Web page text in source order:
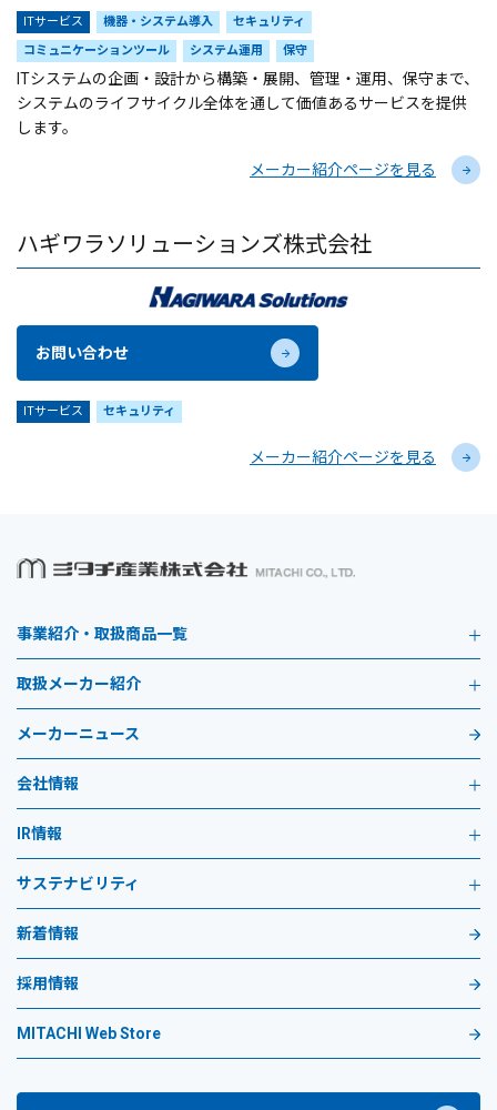
ITサービス 機器・システム導入
セキュリティ
コミュニケーションツール
システム運用 保守
ITシステムの企画・設計から構築・展開、管理・運用、保守まで、
システムのライフサイクル全体を通して価値あるサービスを提供
します。
メーカー紹介ページを見る
ハギワラソリューションズ株式会社
お問い合わせ
ITサービス セキュリティ
メーカー紹介ページを見る
事業紹介・取扱商品一覧
取扱メーカー紹介
メーカーニュース
会社情報
IR情報
サステナビリティ
新着情報
採用情報
MITACHI Web Store